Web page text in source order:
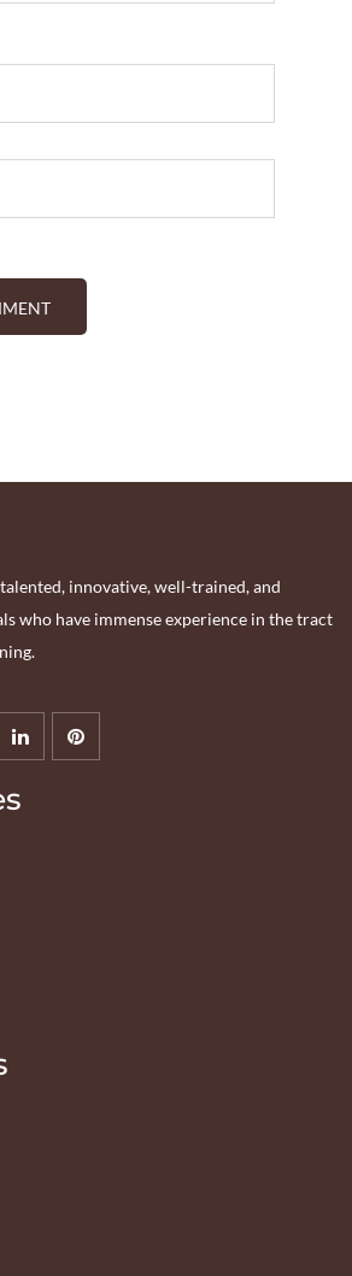
innovative, well-trained, and
who have immense experience in the tract